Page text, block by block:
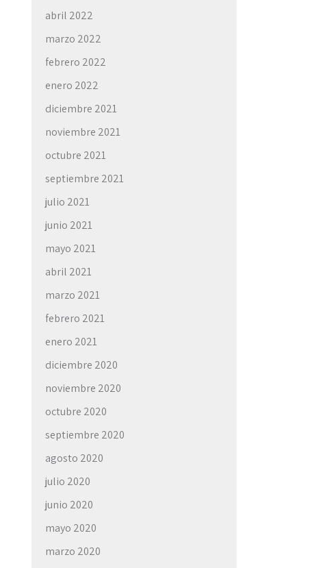
abril 2022
marzo 2022
febrero 2022
enero 2022
diciembre 2021
noviembre 2021
octubre 2021
septiembre 2021
julio 2021
junio 2021
mayo 2021
abril 2021
marzo 2021
febrero 2021
enero 2021
diciembre 2020
noviembre 2020
octubre 2020
septiembre 2020
agosto 2020
julio 2020
junio 2020
mayo 2020
marzo 2020